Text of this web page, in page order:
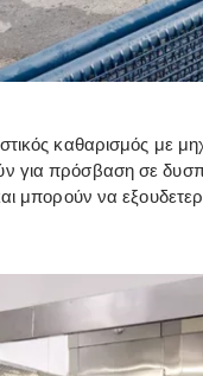
καθαρισμός με
για πρόσβαση σε
μπορούν να